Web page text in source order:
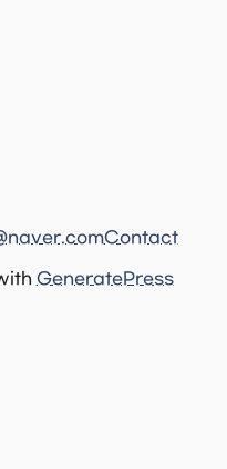
GeneratePress
Contact